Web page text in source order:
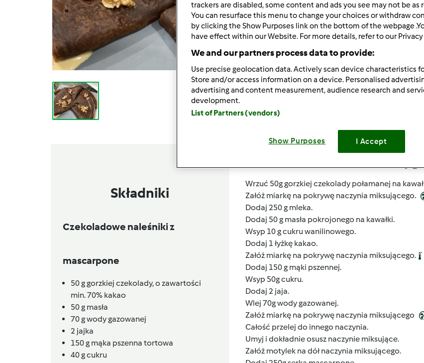
Poziom
Składniki
Czekoladowe naleśniki z
mascarpone
50ggorzkiej czekolady, o zawartości
min. 70% kakao
50g masła
70gwody gazowanej
2 jajka
150g mąka pszenna tortowa
40gcukru
Wrzuć 50g gorzkiej czekolady połamanej na
Załóż miarkę na pokrywę naczynia miksującego.
Dodaj 250 g mleka.
Dodaj 50 g masła pokrojonego na kawałki.
Wsyp 10 g cukru wanilinowego.
Dodaj 1 łyżkę kakao.
Załóż miarkę na pokrywę naczynia miksującego.
Dodaj 150 g mąki pszennej.
Wsyp 50g cukru.
Dodaj 2 jaja.
Wlej 70g wody gazowanej.
Załóż miarkę na pokrywę naczynia miksującego
Całość przelej do innego naczynia.
Umyj i dokładnie osusz naczynie miksujące.
Załóż motylek na dół naczynia miksującego.
trackers are disabled, some content and ads you see may not be as
You can resurface this menu to change your choices or withdraw
by clicking the Show Purposes link on the bottom of the webpage
have effect within our Website. For more details, refer to our Privacy
We and our partners process data to provide:
Use precise geolocation data. Actively scan device characteristics
Store and/or access information on a device. Personalised
advertising and content measurement, audience research and
development.
List of Partners (vendors)
Show Purposes I Accept